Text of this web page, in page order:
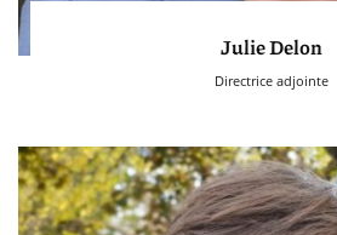
Julie Delon
Directrice adjointe